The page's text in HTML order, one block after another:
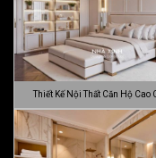
Thiết Kế Nội Thất Căn Hộ Cao
…